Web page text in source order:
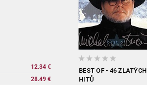
12.34 €
28.49 €
BEST OF - 46 ZLATÝCH
HITŮ